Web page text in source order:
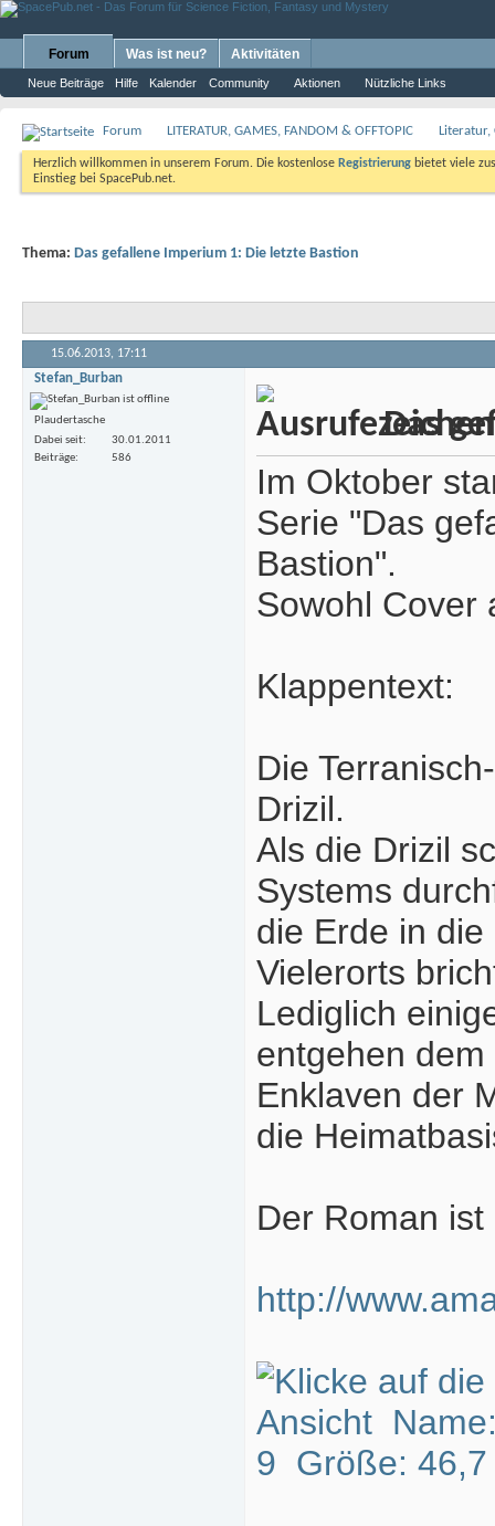
Forum
Neue Beiträge Hilfe Kalender Community Aktionen Nützliche Links
Was ist neu? Aktivitäten
Forum LITERATUR, GAMES, FANDOM & OFFTOPIC Literatur,
Herzlich willkommen in unserem Forum. Die kostenlose Registrierung bietet viele
Einstieg bei SpacePub.net.
Thema: Das gefallene Imperium 1: Die letzte Bastion
15.06.2013, 17:11
Stefan_Burban
Plaudertasche
Dabei seit
30.01.2011
Beiträge
586
Das
Im Oktober
Serie "Das
Bastion".
Sowohl Cover
Klappentext:
Die
Drizil.
Als die Drizil
Systems
die Erde in
Vielerorts
Lediglich
entgehen
Enklaven der
die
Der Roman
http://